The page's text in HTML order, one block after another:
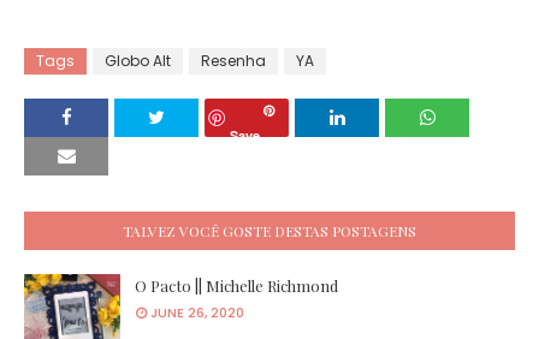
Tags Globo Alt Resenha YA
Save
TALVEZ VOCÊ GOSTE DESTAS POSTAGENS
O Pacto || Michelle Richmond
JUNE 26, 2020